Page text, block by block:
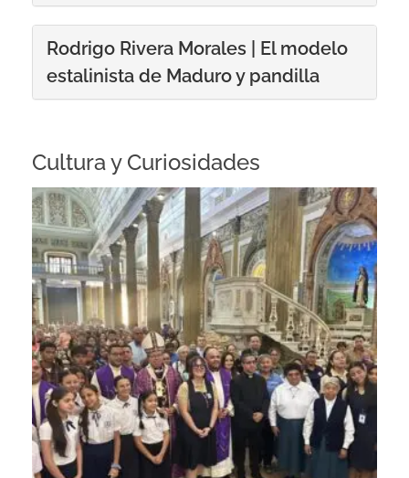
Rodrigo Rivera Morales | El modelo
estalinista de Maduro y pandilla
Cultura y Curiosidades